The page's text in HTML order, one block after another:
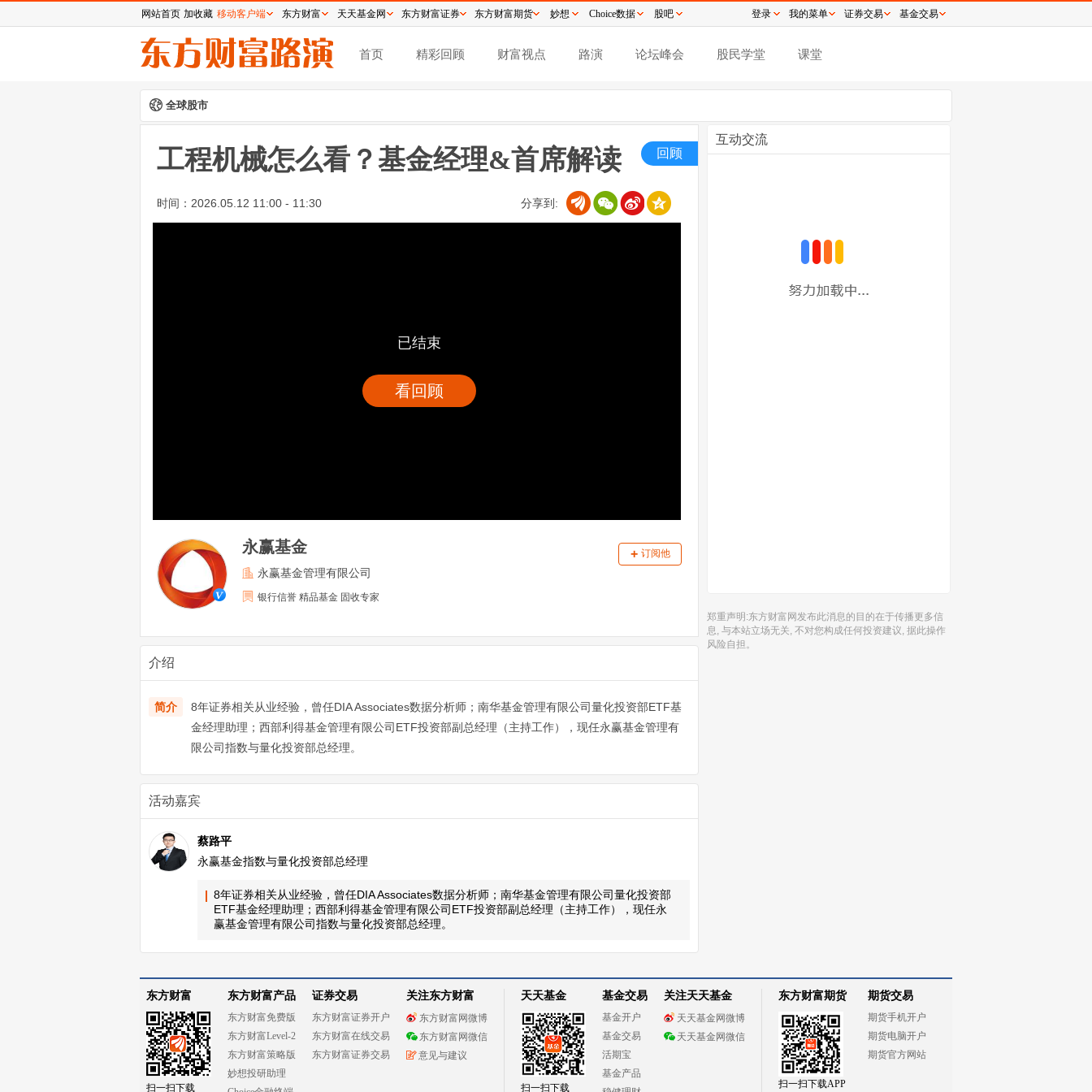
首页 精彩回顾 财富视点 路演 论坛峰会 股民学堂 课堂
全球股市
工程机械怎么看？基金经理&首席解读
时间： 2026.05.12 11:00 - 11:30 分享到:
回顾
已结束
看回顾
永赢基金
永赢基金管理有限公司
银行信誉 精品基金 固收专家
+ 订阅他
介绍
简介
8年证券相关从业经验，曾任DIA Associates数据分析师；南华基金管理有限公司量化投资部ETF基
金经理助理；西部利得基金管理有限公司ETF投资部副总经理（主持工作），现任永赢基金管理有
限公司指数与量化投资部总经理。
活动嘉宾
蔡路平
永赢基金指数与量化投资部总经理
8年证券相关从业经验，曾任DIA Associates数据分析师；南华基金管理有限公司量化投资部
ETF基金经理助理；西部利得基金管理有限公司ETF投资部副总经理（主持工作），现任永
赢基金管理有限公司指数与量化投资部总经理。
互动交流
郑重声明:东方财富网发布此消息的目的在于传播更多信
息, 与本站立场无关, 不对您构成任何投资建议, 据此操作
风险自担。
东方财富
扫一扫下载
东方财富产品
东方财富免费版
东方财富Level-2
东方财富策略版
妙想投研助理
证券交易
东方财富证券开户
东方财富在线交易
东方财富证券交易
关注东方财富
东方财富网微博
东方财富网微信
意见与建议
天天基金
扫一扫下载
基金交易
基金开户
基金交易
活期宝
基金产品
关注天天基金
天天基金网微博
天天基金网微信
东方财富期货
扫一扫下载APP
期货交易
期货手机开户
期货电脑开户
期货官方网站
网站首页 加收藏 移动客户端 东方财富 天天基金网 东方财富证券 东方财富期货 妙想 Choice数据 股吧 登录 我的菜单 证券交易 基金交易